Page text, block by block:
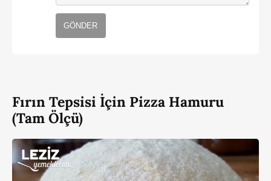
GÖNDER
Fırın Tepsisi İçin Pizza Hamuru
(Tam Ölçü)